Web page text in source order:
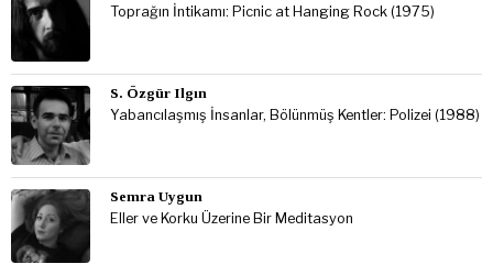
Toprağın İntikamı: Picnic at Hanging Rock (1975)
S. Özgür Ilgın
Yabancılaşmış İnsanlar, Bölünmüş Kentler: Polizei (1988)
Semra Uygun
Eller ve Korku Üzerine Bir Meditasyon